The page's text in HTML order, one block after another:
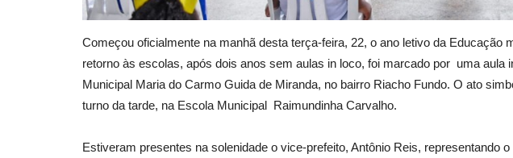
Começou oficialmente na manhã desta terça-feira, 22, o ano letivo da Educação
retorno às escolas, após dois anos sem aulas in loco, foi marcado por uma aula
Municipal Maria do Carmo Guida de Miranda, no bairro Riacho Fundo. O ato
turno da tarde, na Escola Municipal Raimundinha Carvalho.
Estiveram presentes na solenidade o vice-prefeito, Antônio Reis, representando